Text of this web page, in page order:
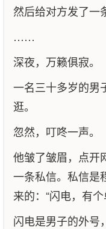
然后给对方发了一
……
深夜，万籁俱寂。
一名三十多岁的男
逛。
忽然，叮咚一声。
他皱了皱眉，点开
一条私信。私信是
来的：“闪电，有
闪电是男子的外号